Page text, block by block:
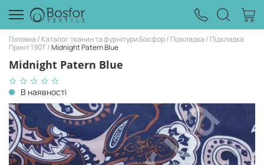
Головна Каталог тканин та фурнітури Босфор Підкладка
Підкладка
Принт 190Т Midnight Patern Blue
Midnight Patern Blue
В наявності